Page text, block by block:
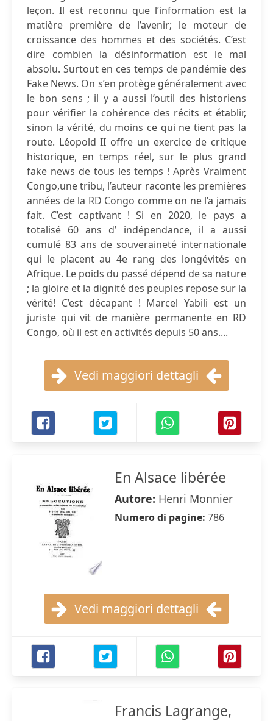
leçon. Il est reconnu que l’information est la
matière première de l’avenir; le moteur de
croissance des hommes et des sociétés. C’est
dire combien la désinformation est le mal
absolu. Surtout en ces temps de pandémie des
Fake News. On s’en protège généralement avec
le bon sens ; il y a aussi l’outil des historiens
pour vérifier la cohérence des récits et établir,
sinon la vérité, du moins ce qui ne tient pas la
route. Léopold II offre un exercice de critique
historique, en temps réel, sur le plus grand
fake news de tous les temps ! Après Vraiment
Congo,une tribu, l’auteur raconte les premières
années de la RD Congo comme on ne l’a jamais
fait. C’est captivant ! Si en 2020, le pays a
totalisé 60 ans d’ indépendance, il a aussi
cumulé 83 ans de souveraineté internationale
qui le placent au 4e rang des longévités en
Afrique. Le poids du passé dépend de sa nature
; la gloire et la dignité des peuples repose sur la
vérité! C’est décapant ! Marcel Yabili est un
juriste qui vit de manière permanente en RD
Congo, où il est en activités depuis 50 ans....
Vedi maggiori dettagli
En Alsace libérée
Autore: Henri Monnier
Numero di pagine: 786
Vedi maggiori dettagli
Francis Lagrange,